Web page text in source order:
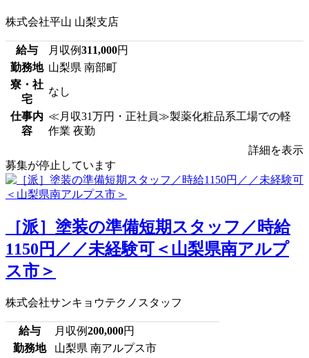
株式会社平山 山梨支店
給与 月収例311,000円
勤務地 山梨県 南部町
寮・社
宅
なし
仕事内
容
≪月収31万円・正社員≫製薬化粧品系工場での軽
作業 夜勤
詳細を表示
募集が停止しています
［派］塗装の準備短期スタッフ／時給
1150円／／未経験可＜山梨県南アルプ
ス市＞
株式会社サンキョウテクノスタッフ
給与 月収例200,000円
勤務地
山梨県 南アルプス市